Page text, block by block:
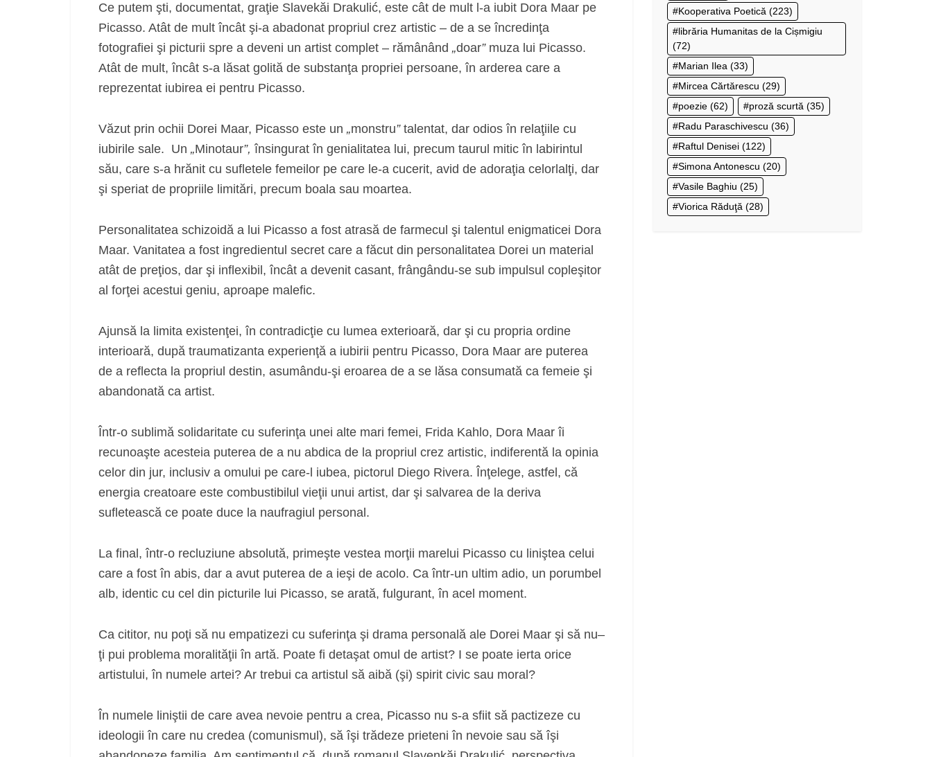
Ce putem şti, documentat, graţie Slavekăi Drakulić, este cât de mult l-a iubit Dora Maar pe
Picasso. Atât de mult încât şi-a abadonat propriul crez artistic – de a se încredinţa
fotografiei şi picturii spre a deveni un artist complet – rămânând „doar”muza lui Picasso.
Atât de mult, încât s-a lăsat golită de substanţa propriei persoane, în arderea care a
reprezentat iubirea ei pentru Picasso.
Văzut prin ochii Dorei Maar, Picasso este un „monstru”talentat, dar odios în relaţiile cu
iubirile sale. Un „Minotaur”,însingurat în genialitatea lui, precum taurul mitic în labirintul
său, care s-a hrănit cu sufletele femeilor pe care le-a cucerit, avid de adoraţia celorlalţi, dar
şi speriat de propriile limitări, precum boala sau moartea.
Personalitatea schizoidă a lui Picasso a fost atrasă de farmecul şi talentul enigmaticei Dora
Maar. Vanitatea a fost ingredientul secret care a făcut din personalitatea Dorei un material
atât de preţios, dar şi inflexibil, încât a devenit casant, frângându-se sub impulsul copleşitor
al forţei acestui geniu, aproape malefic.
Ajunsă la limita existenţei, în contradicţie cu lumea exterioară, dar şi cu propria ordine
interioară, după traumatizanta experienţă a iubirii pentru Picasso, Dora Maar are puterea
de a reflecta la propriul destin, asumându-şi eroarea de a se lăsa consumată ca femeie şi
abandonată ca artist.
Într-o sublimă solidaritate cu suferinţa unei alte mari femei, Frida Kahlo, Dora Maar îi
recunoaşte acesteia puterea de a nu abdica de la propriul crez artistic, indiferentă la opinia
celor din jur, inclusiv a omului pe care-l iubea, pictorul Diego Rivera. Înţelege, astfel, că
energia creatoare este combustibilul vieţii unui artist, dar şi salvarea de la deriva
sufletească ce poate duce la naufragiul personal.
La final, într-o recluziune absolută, primeşte vestea morţii marelui Picasso cu liniştea celui
care a fost în abis, dar a avut puterea de a ieşi de acolo. Ca într-un ultim adio, un porumbel
alb, identic cu cel din picturile lui Picasso, se arată, fulgurant, în acel moment.
Ca cititor, nu poţi să nu empatizezi cu suferinţa şi drama personală ale Dorei Maar şi să nu–
ţi pui problema moralităţii în artă. Poate fi detaşat omul de artist? I se poate ierta orice
artistului, în numele artei? Ar trebui ca artistul să aibă (şi) spirit civic sau moral?
În numele liniştii de care avea nevoie pentru a crea, Picasso nu s-a sfiit să pactizeze cu
ideologii în care nu credea (comunismul), să îşi trădeze prieteni în nevoie sau să îşi
Kooperativa Poetică (223)
librăria Humanitas de la Cișmigiu
(72)
Marian Ilea (33)
Mircea Cărtărescu (29)
poezie (62) proză scurtă (35)
Radu Paraschivescu (36)
Raftul Denisei (122)
Simona Antonescu (20)
Vasile Baghiu (25)
Viorica Răduţă (28)